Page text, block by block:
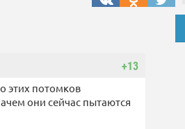
+13
этих потомков
они сейчас пытаются